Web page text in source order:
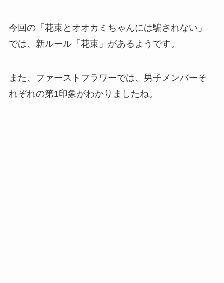
今回の「花束とオオカミちゃんには騙されない」
では、新ルール「花束」があるようです。
また、ファーストフラワーでは、男子メンバーそ
れぞれの第1印象がわかりましたね。